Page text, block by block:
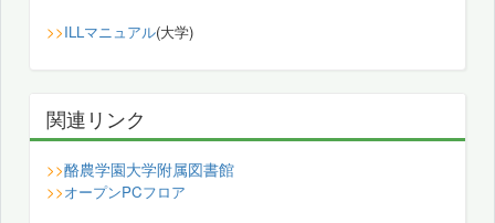
>>ILLマニュアル(大学)
関連リンク
>>酪農学園大学附属図書館
>>オープンPCフロア